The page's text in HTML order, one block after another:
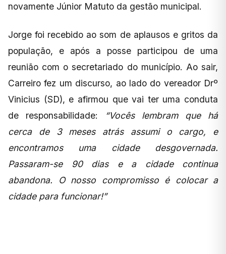
novamente Júnior Matuto da gestão municipal.
Jorge foi recebido ao som de aplausos e gritos da
população, e após a posse participou de uma
reunião com o secretariado do município. Ao sair,
Carreiro fez um discurso, ao lado do vereador Drº
Vinicius (SD), e afirmou que vai ter uma conduta
de responsabilidade:
“Vocês lembram que há
cerca de 3 meses atrás assumi o cargo, e
encontramos uma cidade desgovernada.
Passaram-se 90 dias e a cidade continua
abandona. O nosso compromisso é colocar a
cidade para funcionar!”